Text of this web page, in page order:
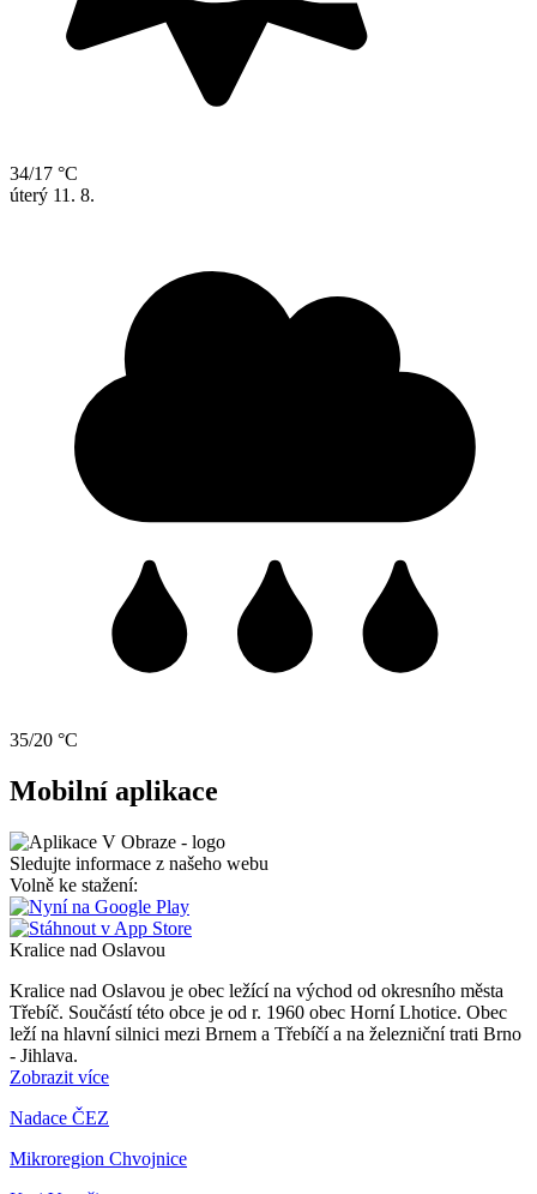
34/17 °C
úterý 11. 8.
35/20 °C
Mobilní aplikace
Sledujte informace z našeho webu
Volně ke stažení:
Kralice nad Oslavou
Kralice nad Oslavou je obec ležící na východ od okresního města
Třebíč. Součástí této obce je od r. 1960 obec Horní Lhotice. Obec
leží na hlavní silnici mezi Brnem a Třebíčí a na železniční trati Brno
- Jihlava.
Zobrazit více
Nadace ČEZ
Mikroregion Chvojnice